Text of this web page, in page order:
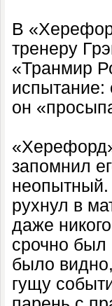
В
тренеру
«Транмир
испытание:
он
запомнил
рухнул в
даже
срочно был
было
гущу